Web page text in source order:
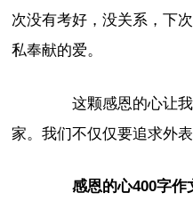
次没有考好，没关系，下
私奉献的爱。
这颗感恩的心让我
家。我们不仅仅要追求外
感恩的心400字作